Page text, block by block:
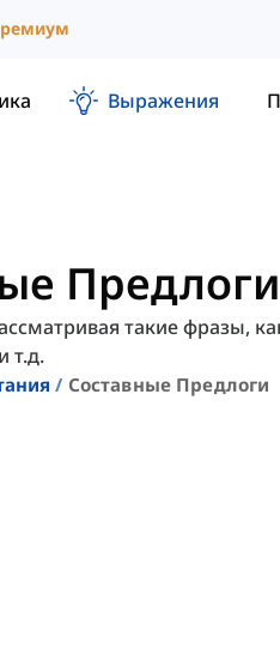
Выражения
Предлоги
такие фразы,
т.д.
Составные Предлоги